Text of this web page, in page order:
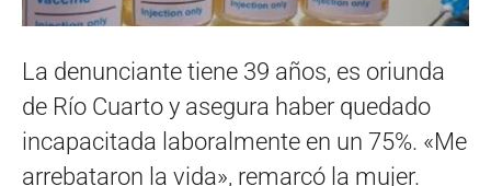
La denunciante tiene 39 años, es oriunda
de Río Cuarto y asegura haber quedado
incapacitada laboralmente en un 75%. «Me
arrebataron la vida», remarcó la mujer.